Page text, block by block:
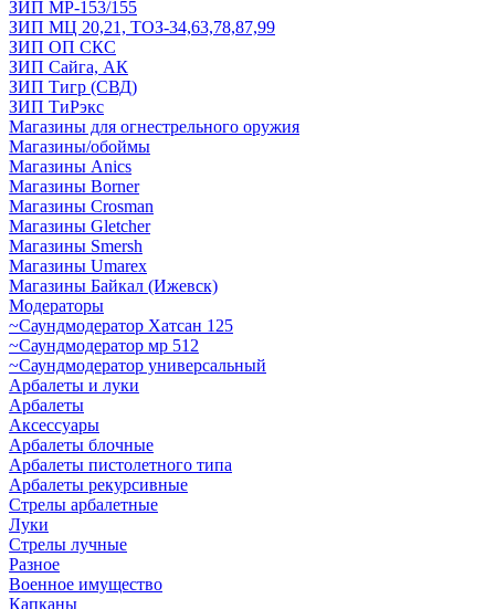
ЗИП МР-153/155
ЗИП МЦ 20,21, ТОЗ-34,63,78,87,99
ЗИП ОП СКС
ЗИП Сайга, АК
ЗИП Тигр (СВД)
ЗИП ТиРэкс
Магазины для огнестрельного оружия
Магазины/обоймы
Магазины Anics
Магазины Borner
Магазины Crosman
Магазины Gletcher
Магазины Smersh
Магазины Umarex
Магазины Байкал (Ижевск)
Модераторы
~Cаундмодератор Хатсан 125
~Саундмодератор мр 512
~Саундмодератор универсальный
Арбалеты и луки
Арбалеты
Аксессуары
Арбалеты блочные
Арбалеты пистолетного типа
Арбалеты рекурсивные
Стрелы арбалетные
Луки
Стрелы лучные
Разное
Военное имущество
Капканы